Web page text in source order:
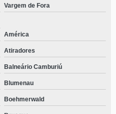
Vargem de Fora
América
Atiradores
Balneário Camburiú
Blumenau
Boehmerwald